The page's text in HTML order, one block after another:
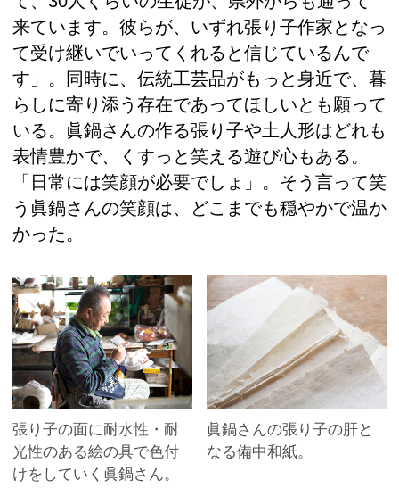
来ています。彼らが、いずれ張り子作家となっ
て受け継いでいってくれると信じているんで
す」。同時に、伝統工芸品がもっと身近で、暮
らしに寄り添う存在であってほしいとも願って
いる。眞鍋さんの作る張り子や土人形はどれも
表情豊かで、くすっと笑える遊び心もある。
「日常には笑顔が必要でしょ」。そう言って笑
う眞鍋さんの笑顔は、どこまでも穏やかで温か
かった。
張り子の面に耐水性・耐
光性のある絵の具で色付
けをしていく眞鍋さん。
眞鍋さんの張り子の肝と
なる備中和紙。